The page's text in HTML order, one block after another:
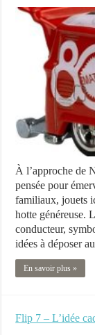
À l’approche de
pensée pour
familiaux, jouets
hotte généreuse.
conducteur,
idées à déposer
En savoir plus »
Flip 7 – L’idée